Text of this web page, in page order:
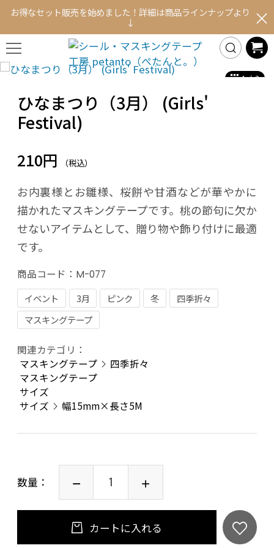
お得なセット販売を始めました！詳細は商品ラインナップより
↓
1 / 2
ひなまつり（3月） (Girls'
Festival)
210円 （税込）
お内裏様とお雛様、桜餅や甘酒などが華やかに
描かれたマスキングテープです。桃の節句に欠か
せないアイテムとして、贈り物や飾り付けに最適
です。
商品コード： M-077
イベント
3月 ピンク 冬
四季折々
マスキングテープ
関連カテゴリ：
マスキングテープ
四季折々
マスキングテープ
サイズ
サイズ
幅15mm×長さ5M
数量：
カートに入れる